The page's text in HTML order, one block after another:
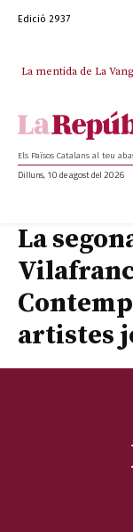
Edició 2937
La mentida de La
La covardia de
Els Països Catalans al teu
Dilluns, 10 de agost del 2026
La
artistes